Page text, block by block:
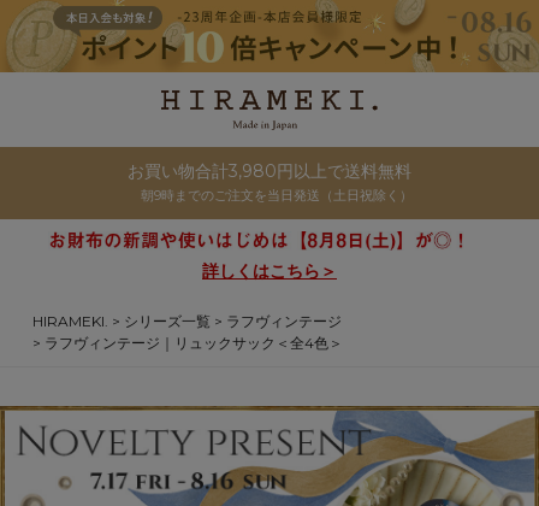
お買い物合計3,980円以上で送料無料
朝9時までのご注文を当日発送（土日祝除く）
詳しくはこちら＞
HIRAMEKI. シリーズ一覧
ラフヴィンテージ
ラフヴィンテージ｜リュックサック＜全4色＞